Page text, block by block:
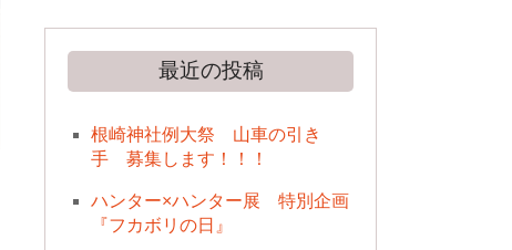
最近の投稿
根崎神社例大祭 山車の引き
手 募集します！！！
ハンター×ハンター展 特別企画
『フカボリの日』